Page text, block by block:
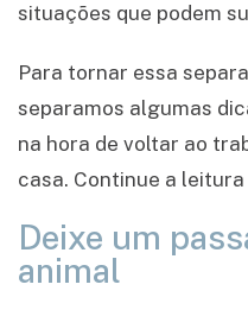
situações que podem
Para tornar essa
separamos algumas
na hora de voltar ao
casa. Continue a
Deixe um
animal